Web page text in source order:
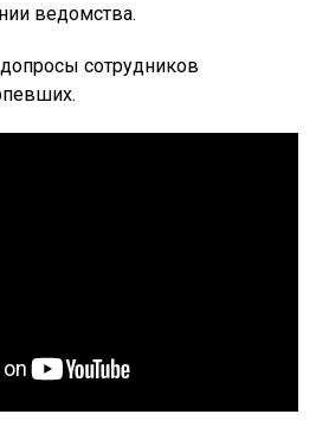
ведомства.
сотрудников